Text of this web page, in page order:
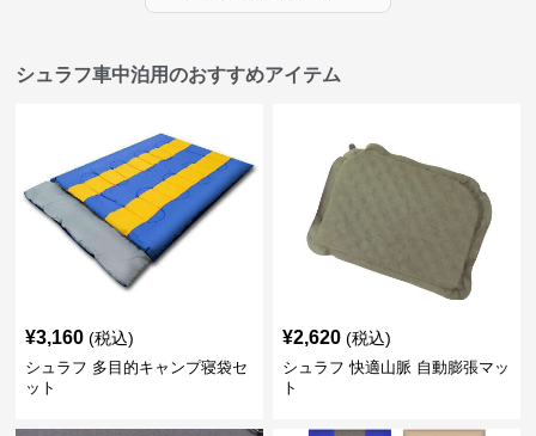
シュラフ車中泊用のおすすめアイテム
¥3,160 (税込)
シュラフ 多目的キャンプ寝袋セ
ット
¥2,620 (税込)
シュラフ 快適山脈 自動膨張マッ
ト